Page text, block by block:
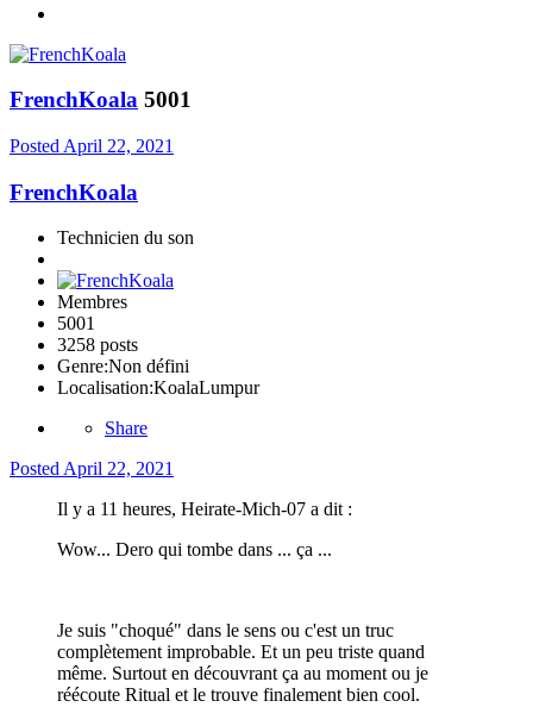
FrenchKoala 5001
Posted April 22, 2021
FrenchKoala
Technicien du son
Membres
5001
3258 posts
Genre:Non défini
Localisation:KoalaLumpur
Share
PostedApril 22, 2021
Il y a 11 heures, Heirate-Mich-07 a dit :
Wow... Dero qui tombe dans ... ça ...
Je suis "choqué" dans le sens ou c'est un truc
complètement improbable. Et un peu triste quand
même. Surtout en découvrant ça au moment ou je
réécoute Ritual et le trouve finalement bien cool.